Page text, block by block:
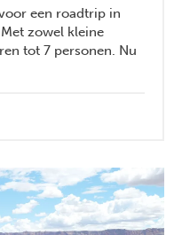
een roadtrip in
zowel kleine
tot 7 personen. Nu